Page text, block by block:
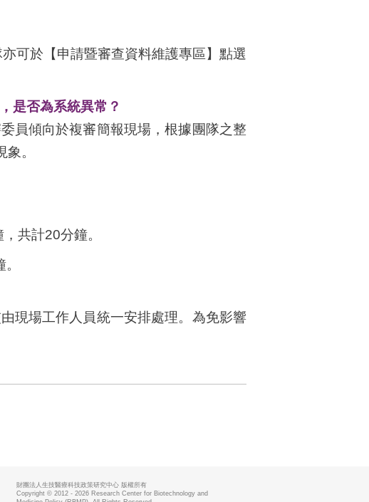
可於【申請暨審查資料維護專區】點選
是否為系統異常？
員傾向於複審簡報現場，根據團隊之整
。
共計20分鐘。
現場工作人員統一安排處理。為免影響
財團法人生技醫療科技政策研究中心 版權所有
Copyright © 2012 - 2026 Research Center for Biotechnology and